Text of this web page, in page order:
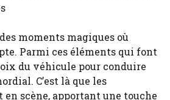
moments magiques où
Parmi ces éléments qui font
du véhicule pour conduire
C’est là que les
scène, apportant une touche